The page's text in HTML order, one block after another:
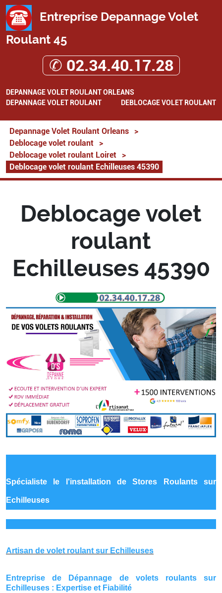
Entreprise Depannage Volet
Roulant 45
✆ 02.34.40.17.28
DEPANNAGE VOLET ROULANT ORLEANS
DEPANNAGE VOLET ROULANT
DEBLOCAGE VOLET ROULANT
Depannage Volet Roulant Orleans
>
Deblocage volet roulant
>
Deblocage volet roulant Loiret
>
Deblocage volet roulant Echilleuses 45390
Deblocage volet
roulant
Echilleuses 45390
Spécialiste le l'installation de Stores Roulants sur
Echilleuses
Artisan de volet roulant sur Echilleuses
Entreprise de Dépannage de volets roulants sur
Echilleuses : Expertise et Fiabilité